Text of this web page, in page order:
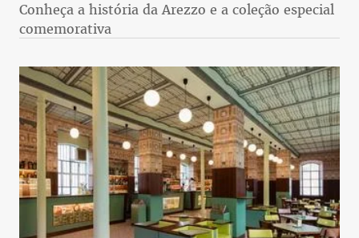
Conheça a história da Arezzo e a coleção especial
comemorativa